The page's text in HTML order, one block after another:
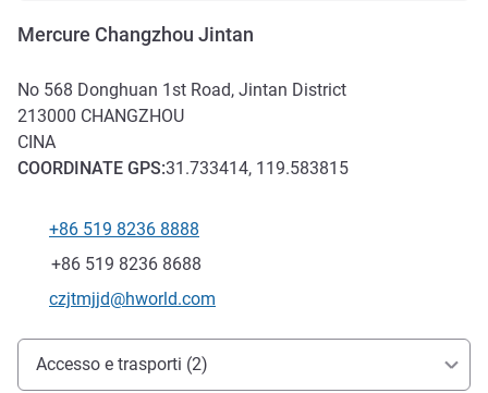
Mercure Changzhou Jintan
No 568 Donghuan 1st Road, Jintan District
213000 CHANGZHOU
CINA
COORDINATE GPS:31.733414, 119.583815
Telefono
+86 519 8236 8888
Fax
+86 519 8236 8688
E-mail di contatto
czjtmjjd@hworld.com
Accesso e trasporti
Accesso e trasporti (2)